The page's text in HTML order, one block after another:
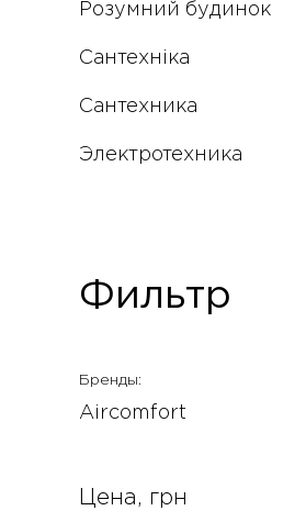
Розумний будинок
Сантехніка
Сантехника
Электротехника
Фильтр
Бренды:
Aircomfort
Цена, грн